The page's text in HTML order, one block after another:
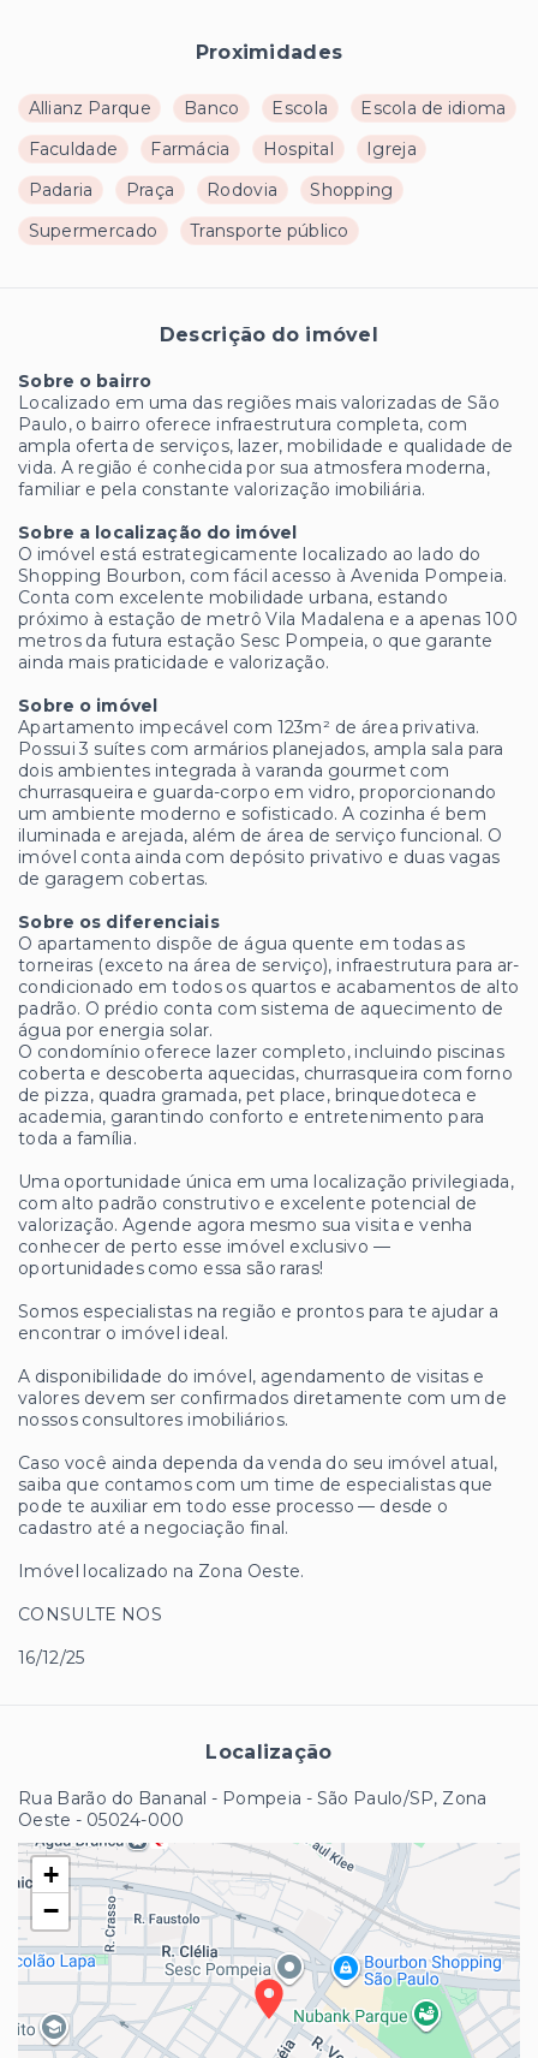
Proximidades
Allianz Parque Banco Escola
Escola de idioma
Faculdade
Farmácia Hospital
Igreja
Padaria
Praça Rodovia
Shopping
Supermercado
Transporte público
Descrição do imóvel
Sobre o bairro
Localizado em uma das regiões mais valorizadas de São
Paulo, o bairro oferece infraestrutura completa, com
ampla oferta de serviços, lazer, mobilidade e qualidade de
vida. A região é conhecida por sua atmosfera moderna,
familiar e pela constante valorização imobiliária.
Sobre a localização do imóvel
O imóvel está estrategicamente localizado ao lado do
Shopping Bourbon, com fácil acesso à Avenida Pompeia.
Conta com excelente mobilidade urbana, estando
próximo à estação de metrô Vila Madalena e a apenas 100
metros da futura estação Sesc Pompeia, o que garante
ainda mais praticidade e valorização.
Sobre o imóvel
Apartamento impecável com 123m² de área privativa.
Possui 3 suítes com armários planejados, ampla sala para
dois ambientes integrada à varanda gourmet com
churrasqueira e guarda-corpo em vidro, proporcionando
um ambiente moderno e sofisticado. A cozinha é bem
iluminada e arejada, além de área de serviço funcional. O
imóvel conta ainda com depósito privativo e duas vagas
de garagem cobertas.
Sobre os diferenciais
O apartamento dispõe de água quente em todas as
torneiras (exceto na área de serviço), infraestrutura para ar-
condicionado em todos os quartos e acabamentos de alto
padrão. O prédio conta com sistema de aquecimento de
água por energia solar.
O condomínio oferece lazer completo, incluindo piscinas
coberta e descoberta aquecidas, churrasqueira com forno
de pizza, quadra gramada, pet place, brinquedoteca e
academia, garantindo conforto e entretenimento para
toda a família.
Uma oportunidade única em uma localização privilegiada,
com alto padrão construtivo e excelente potencial de
valorização. Agende agora mesmo sua visita e venha
conhecer de perto esse imóvel exclusivo —
oportunidades como essa são raras!
Somos especialistas na região e prontos para te ajudar a
encontrar o imóvel ideal.
A disponibilidade do imóvel, agendamento de visitas e
valores devem ser confirmados diretamente com um de
nossos consultores imobiliários.
Caso você ainda dependa da venda do seu imóvel atual,
saiba que contamos com um time de especialistas que
pode te auxiliar em todo esse processo — desde o
cadastro até a negociação final.
Imóvel localizado na Zona Oeste.
CONSULTE NOS
16/12/25
Localização
Rua Barão do Bananal - Pompeia - São Paulo/SP, Zona
Oeste - 05024-000
+
−